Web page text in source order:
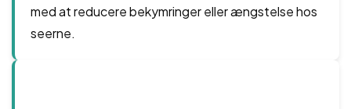
med at reducere bekymringer eller ængstelse hos
seerne.